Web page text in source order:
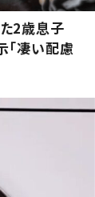
2歳息子
凄い配慮